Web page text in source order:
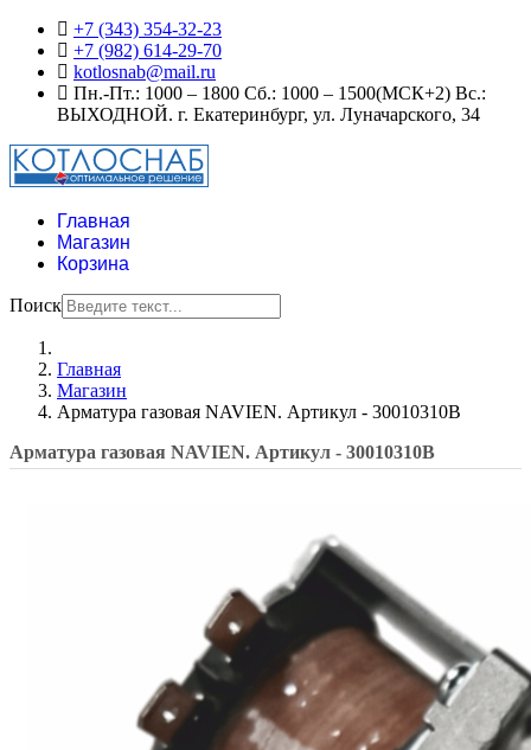
+7 (343) 354-32-23
+7 (982) 614-29-70
kotlosnab@mail.ru
Пн.-Пт.: 1000 – 1800 Сб.: 1000 – 1500(МСК+2) Вс.:
ВЫХОДНОЙ. г. Екатеринбург, ул. Луначарского, 34
Главная
Магазин
Корзина
Поиск
Главная
Магазин
Арматура газовая NAVIEN. Артикул - 30010310B
Арматура газовая NAVIEN. Артикул - 30010310B